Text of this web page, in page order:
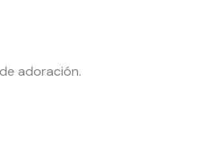
adoración.